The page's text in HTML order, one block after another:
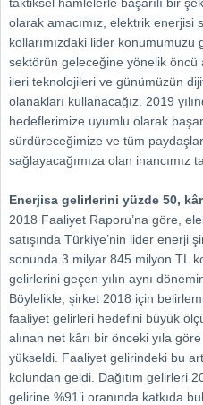
olarak amacımız, elektrik
kollarımızdaki lider
sektörün geleceğine yönelik öncü
ileri teknolojileri ve günümüzün
olanakları kullanacağız. 2019
hedeflerimize uyumlu olarak
sürdüreceğimize ve tüm
sağlayacağımıza olan inancımız
Enerjisa gelirlerini yüzde 50,
2018 Faaliyet Raporu’na göre,
satışında Türkiye’nin lider enerji
sonunda 3 milyar 845 milyon TL
gelirlerini geçen yılın aynı
Böylelikle, şirket 2018 için
faaliyet gelirleri hedefini büyük
alınan net kârı bir önceki yıla
yükseldi. Faaliyet gelirindeki bu
kolundan geldi. Dağıtım gelirleri
gelirine %91’i oranında katkıda